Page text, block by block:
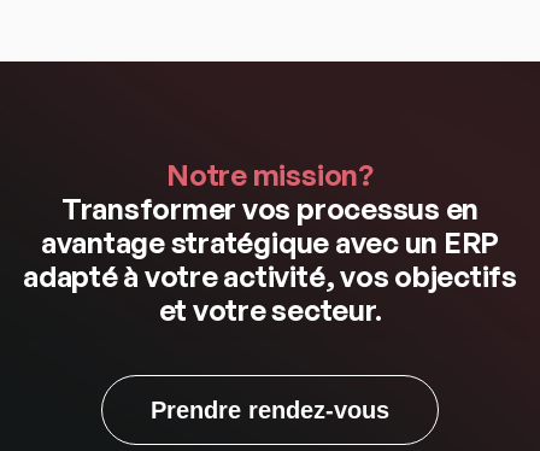
Notre mission?
Transformer vos processus en
avantage stratégique avec un ERP
adapté à votre activité, vos objectifs
et votre secteur.
Prendre rendez-vous